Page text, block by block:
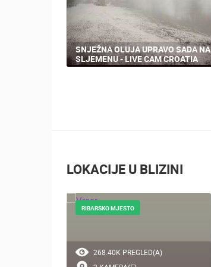
SNJEŽNA OLUJA UPRAVO SADA NA
SLJEMENU - LIVE CAM CROATIA
LOKACIJE U BLIZINI
268.40K PREGLED(A)
RIBARSKO MJESTO